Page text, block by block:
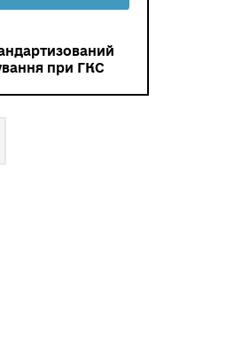
при ГКС